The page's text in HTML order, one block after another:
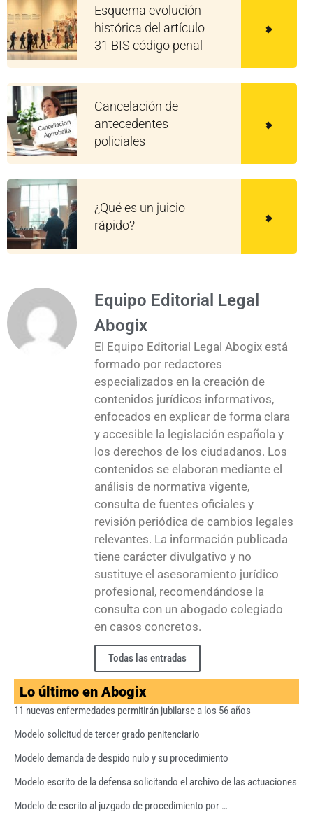
Esquema evolución
histórica del artículo
31 BIS código penal
Cancelación de
antecedentes
policiales
¿Qué es un juicio
rápido?
Equipo Editorial Legal
Abogix
El Equipo Editorial Legal Abogix está
formado por redactores
especializados en la creación de
contenidos jurídicos informativos,
enfocados en explicar de forma clara
y accesible la legislación española y
los derechos de los ciudadanos. Los
contenidos se elaboran mediante el
análisis de normativa vigente,
consulta de fuentes oficiales y
revisión periódica de cambios legales
relevantes. La información publicada
tiene carácter divulgativo y no
sustituye el asesoramiento jurídico
profesional, recomendándose la
consulta con un abogado colegiado
en casos concretos.
Todas las entradas
Lo último en Abogix
11 nuevas enfermedades permitirán jubilarse a los 56 años
Modelo solicitud de tercer grado penitenciario
Modelo demanda de despido nulo y su procedimiento
Modelo escrito de la defensa solicitando el archivo de las actuaciones
Modelo de escrito al juzgado de procedimiento por …